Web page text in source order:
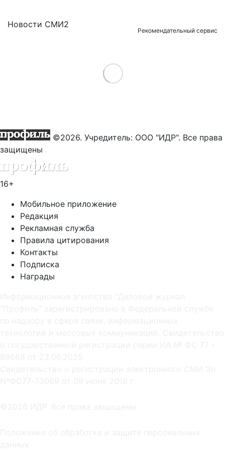
Новости СМИ2
Рекомендательный сервис
Load More
©2026. Учредитель: ООО "ИДР". Все права
защищены
16+
Мобильное приложение
Редакция
Рекламная служба
Правила цитирования
Контакты
Подписка
Награды